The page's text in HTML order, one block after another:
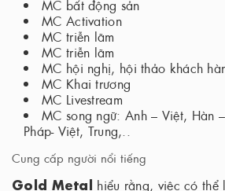
MC bất động sản
MC Activation
MC triễn lãm
MC triễn lãm
MC hội nghị, hội thảo khách
MC Khai trương
MC Livestream
MC song ngữ: Anh – Việt, Hàn
Pháp- Việt, Trung,..
Cung cấp người nổi tiếng
Gold Metal hiểu rằng, việc có thể